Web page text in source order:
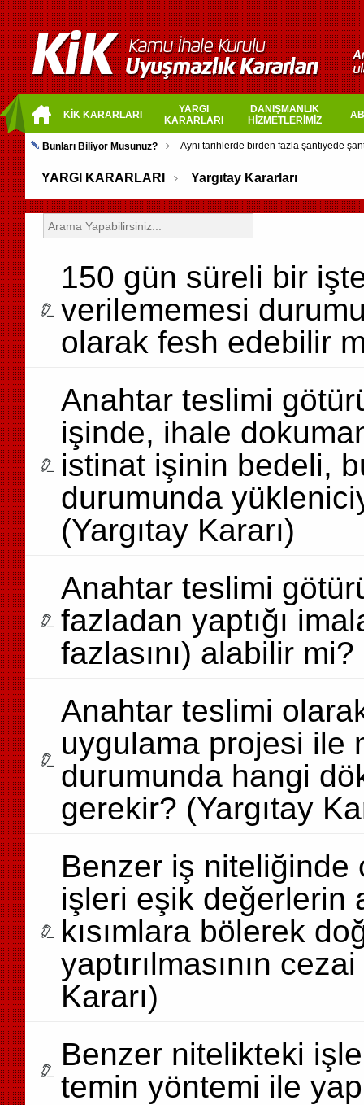
KİK KARARLARI
YARGI
KARARLARI
DANIŞMANLIK
HİZMETLERİMİZ
Bunları Biliyor Musunuz?
YARGI KARARLARI Yargıtay Kararları
150 gün süreli bir
verilememesi
olarak fesh edebilir
Anahtar teslimi
işinde, ihale
istinat işinin bedeli,
durumunda
(Yargıtay Kararı)
Anahtar teslimi
fazladan yaptığı
fazlasını) alabilir mi?
Anahtar teslimi
uygulama projesi ile
durumunda hangi
gerekir? (Yargıtay
Benzer iş niteliğinde
işleri eşik değerlerin
kısımlara bölerek
yaptırılmasının
Kararı)
Benzer nitelikteki
temin yöntemi ile